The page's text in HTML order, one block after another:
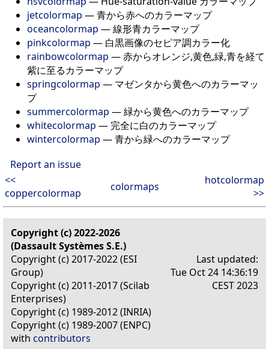
jetcolormap — 青から赤へのカラーマップ
oceancolormap — 線形青カラーマップ
pinkcolormap — 白黒画像のセピア調カラー化
rainbowcolormap — 赤からオレンジ,黄色,緑,青を経て
紫に至るカラーマップ
springcolormap — マゼンタから黄色へのカラーマッ
プ
summercolormap — 緑から黄色へのカラーマップ
whitecolormap — 完全に白のカラーマップ
wintercolormap — 青から緑へのカラーマップ
Report an issue
<<
coppercolormap
colormaps
hotcolormap
>>
Copyright (c) 2022-2026
(Dassault Systèmes S.E.)
Copyright (c) 2017-2022 (ESI
Group)
Copyright (c) 2011-2017 (Scilab
Enterprises)
Copyright (c) 1989-2012 (INRIA)
Copyright (c) 1989-2007 (ENPC)
with contributors
Last updated:
Tue Oct 24 14:36:19
CEST 2023